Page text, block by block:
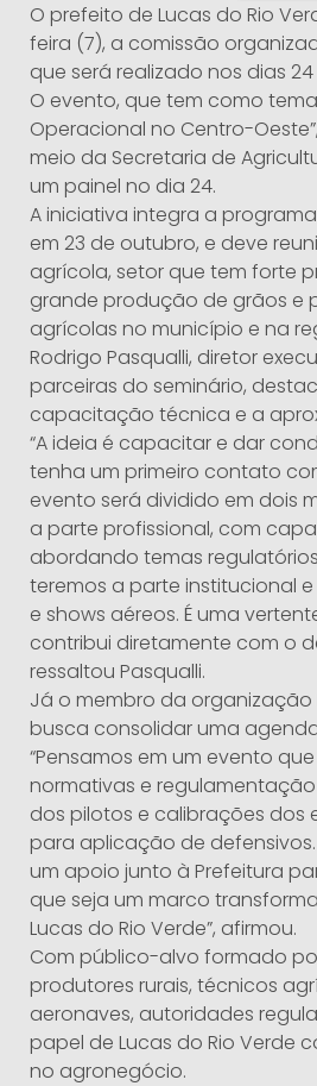
O prefeito de Lucas do Rio
feira (7), a comissão
que será realizado nos dias
O evento, que tem como
Operacional no Centro-
meio da Secretaria de
um painel no dia 24.
A iniciativa integra a
em 23 de outubro, e deve
agrícola, setor que tem forte
grande produção de grãos e
agrícolas no município e na
Rodrigo Pasqualli, diretor
parceiras do seminário,
capacitação técnica e a
“A ideia é capacitar e dar
tenha um primeiro contato
evento será dividido em dois
a parte profissional, com
abordando temas
teremos a parte institucional
e shows aéreos. É uma
contribui diretamente com o
ressaltou Pasqualli.
Já o membro da organização
busca consolidar uma
“Pensamos em um evento
normativas e
dos pilotos e calibrações dos
para aplicação de
um apoio junto à Prefeitura
que seja um marco
Lucas do Rio Verde”, afirmou.
Com público-alvo formado
produtores rurais, técnicos
aeronaves, autoridades
papel de Lucas do Rio Verde
no agronegócio.